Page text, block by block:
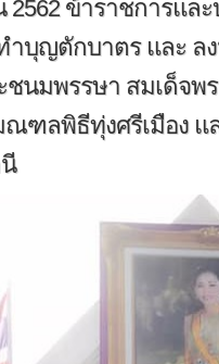
ข้าราชการแล
ำบุญตักบาตร และ ล
ชนมพรรษา สมเด็จ
ฑลพิธีทุ่งศรีเมือง แ